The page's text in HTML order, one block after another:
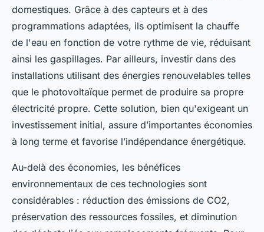
domestiques. Grâce à des capteurs et à des
programmations adaptées, ils optimisent la chauffe
de l'eau en fonction de votre rythme de vie, réduisant
ainsi les gaspillages. Par ailleurs, investir dans des
installations utilisant des énergies renouvelables telles
que le photovoltaïque permet de produire sa propre
électricité propre. Cette solution, bien qu'exigeant un
investissement initial, assure d’importantes économies
à long terme et favorise l’indépendance énergétique.
Au-delà des économies, les bénéfices
environnementaux de ces technologies sont
considérables : réduction des émissions de CO2,
préservation des ressources fossiles, et diminution